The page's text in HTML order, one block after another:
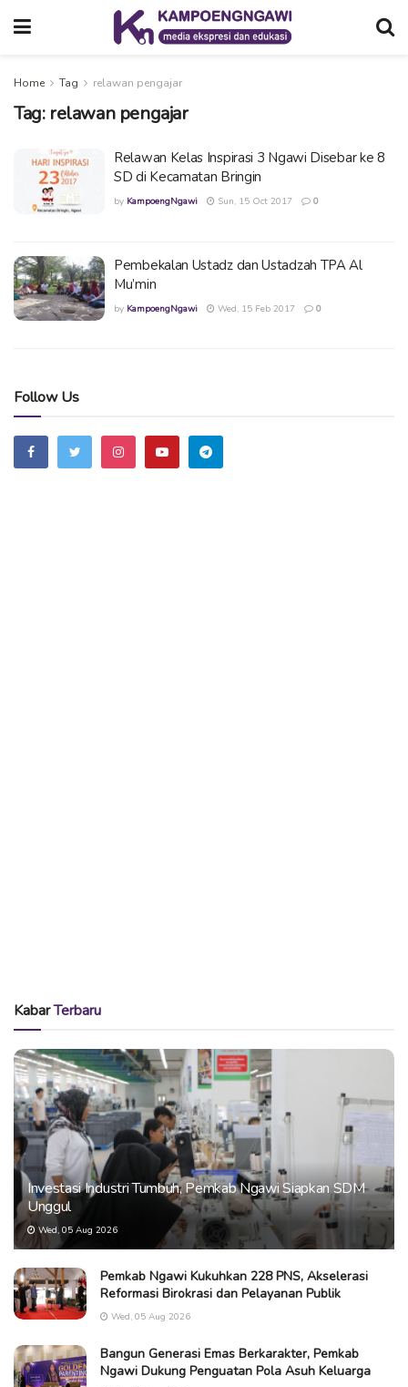
Home Tag relawan pengajar
Tag: relawan pengajar
Relawan Kelas Inspirasi 3 Ngawi Disebar ke 8
SD di Kecamatan Bringin
by KampoengNgawi Sun, 15 Oct 2017 0
Pembekalan Ustadz dan Ustadzah TPA Al
Mu’min
by KampoengNgawi Wed, 15 Feb 2017 0
Follow Us
KabarTerbaru
Investasi Industri Tumbuh, Pemkab Ngawi Siapkan SDM
Unggul
Wed, 05 Aug 2026
Pemkab Ngawi Kukuhkan 228 PNS, Akselerasi
Reformasi Birokrasi dan Pelayanan Publik
Wed, 05 Aug 2026
Bangun Generasi Emas Berkarakter, Pemkab
Ngawi Dukung Penguatan Pola Asuh Keluarga